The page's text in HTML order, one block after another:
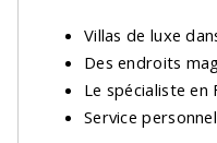
Villas de luxe
Des endroits
Le spécialiste en
Service personnel